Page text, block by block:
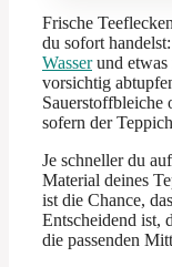
Frische
du sofort
Wasserund etwas
vorsichtig
Sauerstoffbleiche
sofern der
Je schneller du
Material deines
ist die Chance,
Entscheidend ist,
die passenden